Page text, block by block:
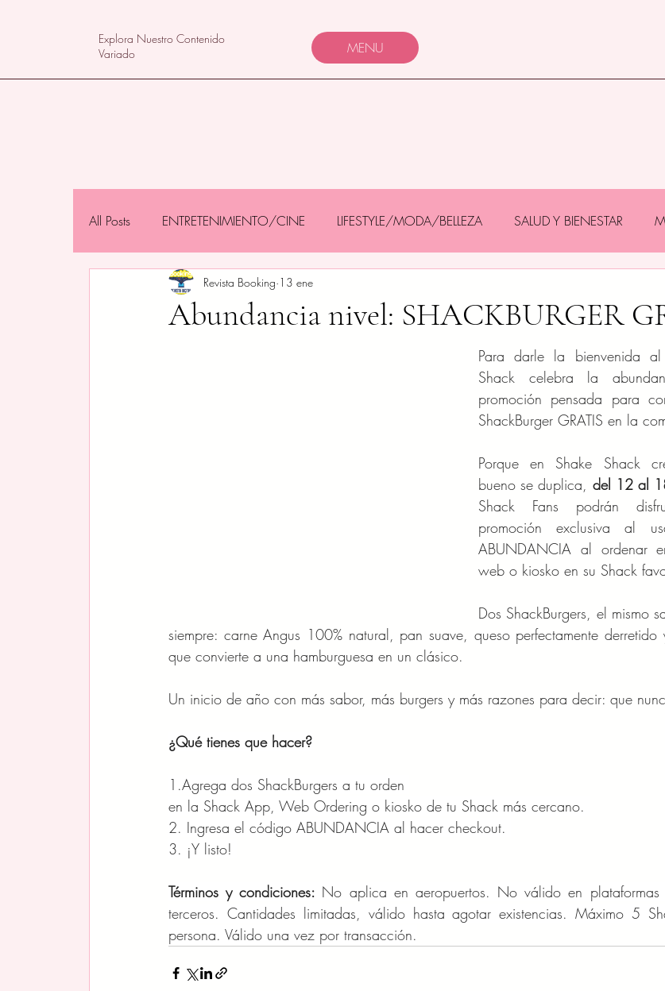
Explora Nuestro Contenido
Variado
MENU
All Posts ENTRETENIMIENTO/CINE LIFESTYLE/MODA/BELLEZA SALUD Y BIENESTAR
NEGOCIOS/TECNOLOGÍA MAMÁS Y BEBÉS
Abundancia nivel: SHACKBURGER
Revista Booking 13 ene
Para darle la bienvenida
Shack celebra la
promoción pensada para
ShackBurger GRATIS en la
Porque en Shake Shack
bueno se duplica, del 12 al
Shack Fans podrán
promoción exclusiva al
ABUNDANCIA al ordenar
web o kiosko en su Shack
Dos ShackBurgers, el mismo
siempre: carne Angus 100% natural, pan suave, queso perfectamente derretido
que convierte a una hamburguesa en un clásico.
Un inicio de año con más sabor, más burgers y más razones para decir: que
¿Qué tienes que hacer?
1.Agrega dos ShackBurgers a tu orden
en la Shack App, Web Ordering o kiosko de tu Shack más cercano.
2. Ingresa el código ABUNDANCIA al hacer checkout.
3. ¡Y listo!
Términos y condiciones: No aplica en aeropuertos. No válido en
terceros. Cantidades limitadas, válido hasta agotar existencias. Máximo 5
persona. Válido una vez por transacción.